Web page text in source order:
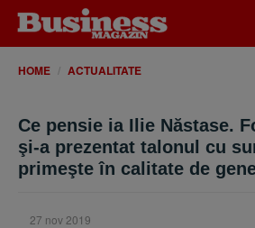
HOME ACTUALITATE
Ce pensie ia Ilie Năstase.
şi-a prezentat talonul cu
primeşte în calitate de
27 nov 2019